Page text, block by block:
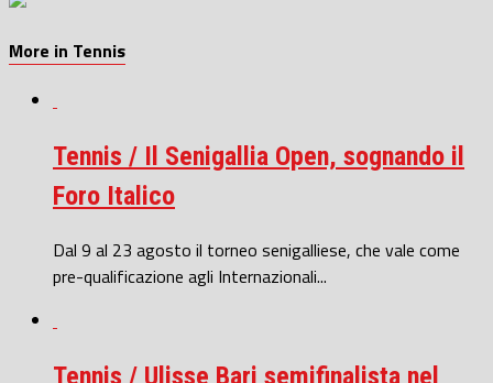
More in Tennis
Tennis / Il Senigallia Open, sognando il
Foro Italico
Dal 9 al 23 agosto il torneo senigalliese, che vale come
pre-qualificazione agli Internazionali...
Tennis / Ulisse Bari semifinalista nel